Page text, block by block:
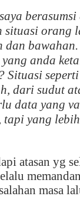
berasumsi
situasi orang
dan
anda
Situasi
dari sudut
data yang
tapi yang
atasan yg
masa